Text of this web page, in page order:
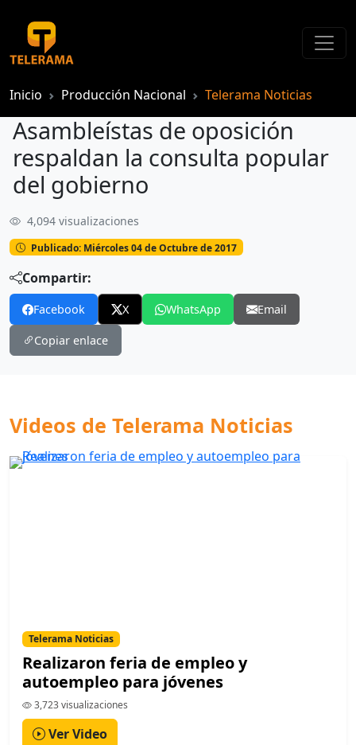
Inicio Producción Nacional Telerama Noticias
Asambleístas de oposición
respaldan la consulta popular
del gobierno
4,094 visualizaciones
Publicado: Miércoles 04 de Octubre de 2017
Compartir:
Facebook X WhatsApp Email
Copiar enlace
Videos de Telerama Noticias
Telerama Noticias
Realizaron feria de empleo y
autoempleo para jóvenes
3,723 visualizaciones
Ver Video